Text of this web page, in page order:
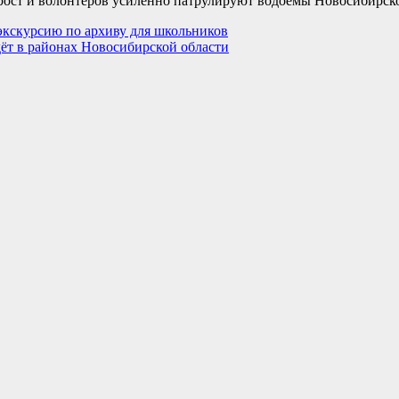
по архиву для школьников
в районах Новосибирской области